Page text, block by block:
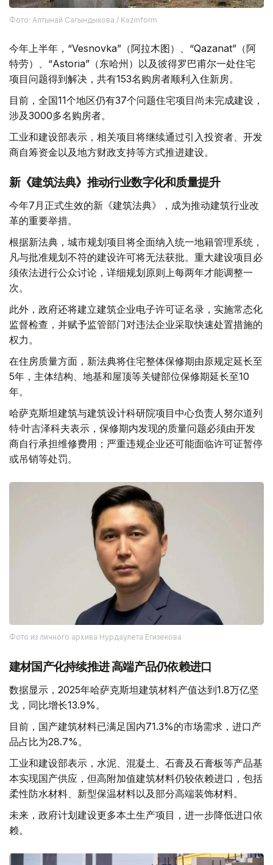
Фото: Алтынай Сагындыкова / Kazinform
今年上半年，“Vesnovka”（阿拉木图）、“Qazanat”（阿
特劳）、“Astoria”（东哈州）以及彼得罗巴甫尔一处住宅
项目问题得到解决，共有153名购房者顺利入住新房。
目前，全国11个地区仍有37个问题住宅项目尚未完成建设，
涉及3000多名购房者。
工业和建设部表示，相关项目将继续通过引入投资者、开发
商自筹资金以及地方财政支持等方式推进建设。
新《建筑法典》推动行业数字化和质量提升
今年7月正式生效的新《建筑法典》，成为推动建筑行业改
革的重要举措。
根据新法典，城市规划项目将全面纳入统一地籍管理系统，
凡与批准规划不符的建设许可将无法获批。重大建设项目必
须依法进行公众讨论，详细规划原则上每两年才能调整一
次。
此外，政府还将建立建筑企业电子许可证名录，实施常态化
监督检查，并赋予监管部门对违法企业采取快速处置措施的
权力。
在住房质量方面，新法典将住宅整体保修期由原规定延长至
5年，主体结构、地基和屋顶等关键部位保修期延长至10
年。
哈萨克斯坦建筑与建筑设计科研院项目中心负责人努尔道列
特·叶吉泽科夫表示，保修期内发现的质量问题必须由开发
商自行承担维修费用；严重违规企业还可能面临许可证暂停
或吊销等处罚。
Фото из личного архива Нурдаулета Егизекова
建材国产化持续推进 高端产品仍依赖进口
数据显示，2025年哈萨克斯坦建筑材料产值达到1.8万亿坚
戈，同比增长13.9%。
目前，国产建筑材料已满足国内71.3%的市场需求，进口产
品占比为28.7%。
工业和建设部表示，水泥、混凝土、石膏及石膏板等产品基
本实现国产供应，但高附加值建筑材料仍较依赖进口，包括
柔性防水材料、新型保温材料以及部分高端装饰材料。
未来，政府计划建设更多本土生产项目，进一步降低进口依
赖。